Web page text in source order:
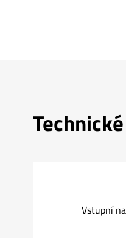
Vstupní